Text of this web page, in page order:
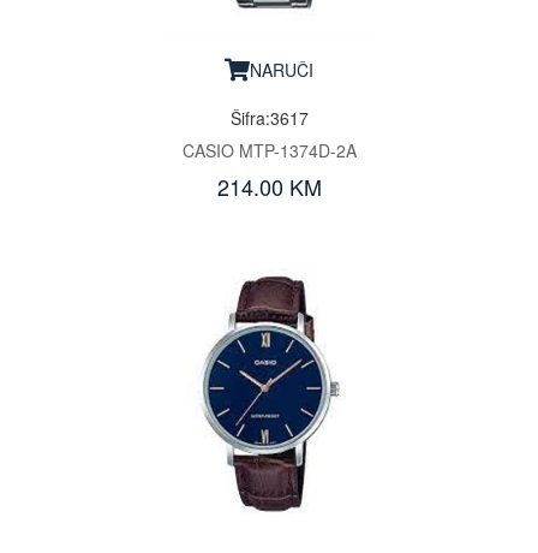
NARUČI
Šifra:3617
CASIO MTP-1374D-2A
214.00 KM